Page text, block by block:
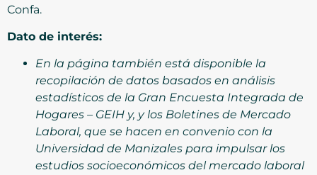
Confa.
Dato de interés:
En la página también está disponible la
recopilación de datos basados en análisis
estadísticos de la Gran Encuesta Integrada de
Hogares – GEIH y, y los Boletines de Mercado
Laboral, que se hacen en convenio con la
Universidad de Manizales para impulsar los
estudios socioeconómicos del mercado laboral